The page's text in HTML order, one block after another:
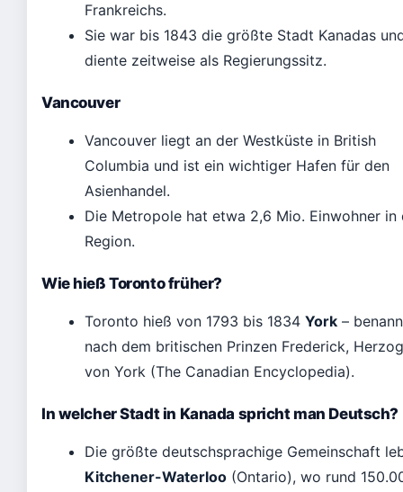
Frankreichs.
Sie war bis 1843 die größte Stadt Kanadas
diente zeitweise als Regierungssitz.
Vancouver
Vancouver liegt an der Westküste in British
Columbia und ist ein wichtiger Hafen für den
Asienhandel.
Die Metropole hat etwa 2,6 Mio. Einwohner in
Region.
Wie hieß Toronto früher?
Toronto hieß von 1793 bis 1834 York –
nach dem britischen Prinzen Frederick, Herzog
von York (The Canadian Encyclopedia).
In welcher Stadt in Kanada spricht man Deutsch?
Die größte deutschsprachige Gemeinschaft
Kitchener-Waterloo (Ontario), wo rund